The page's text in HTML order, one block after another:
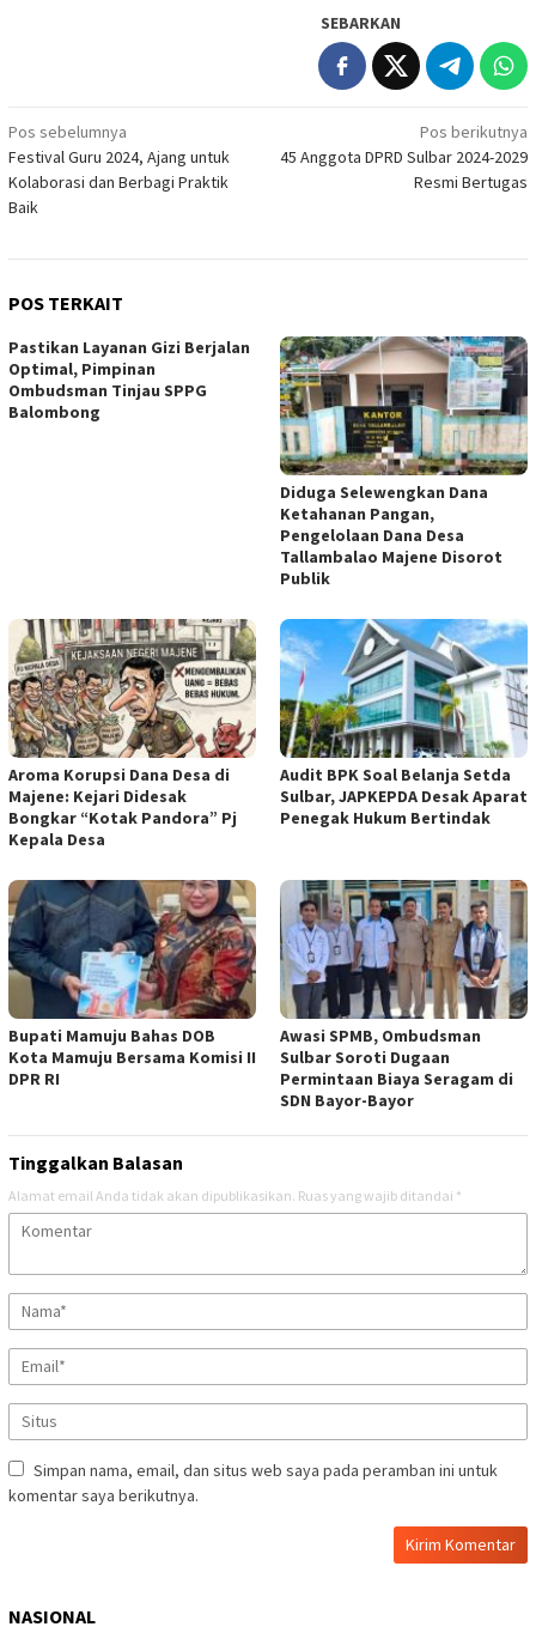
SEBARKAN
Navigasi
pos
Pos sebelumnya
Festival Guru 2024, Ajang untuk
Kolaborasi dan Berbagi Praktik
Baik
Pos berikutnya
45 Anggota DPRD Sulbar 2024-2029
Resmi Bertugas
POS TERKAIT
Pastikan Layanan Gizi Berjalan
Optimal, Pimpinan
Ombudsman Tinjau SPPG
Balombong
Diduga Selewengkan Dana
Ketahanan Pangan,
Pengelolaan Dana Desa
Tallambalao Majene Disorot
Publik
Aroma Korupsi Dana Desa di
Majene: Kejari Didesak
Bongkar “Kotak Pandora” Pj
Kepala Desa
Audit BPK Soal Belanja Setda
Sulbar, JAPKEPDA Desak Aparat
Penegak Hukum Bertindak
Bupati Mamuju Bahas DOB
Kota Mamuju Bersama Komisi II
DPR RI
Awasi SPMB, Ombudsman
Sulbar Soroti Dugaan
Permintaan Biaya Seragam di
SDN Bayor-Bayor
Tinggalkan Balasan
Alamat email Anda tidak akan dipublikasikan. Ruas yang wajib ditandai *
Simpan nama, email, dan situs web saya pada peramban ini untuk
komentar saya berikutnya.
NASIONAL